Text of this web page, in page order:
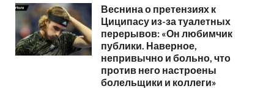
Веснина о претензиях к
Циципасу из-за туалетных
перерывов: «Он любимчик
публики. Наверное,
непривычно и больно, что
против него настроены
болельщики и коллеги»